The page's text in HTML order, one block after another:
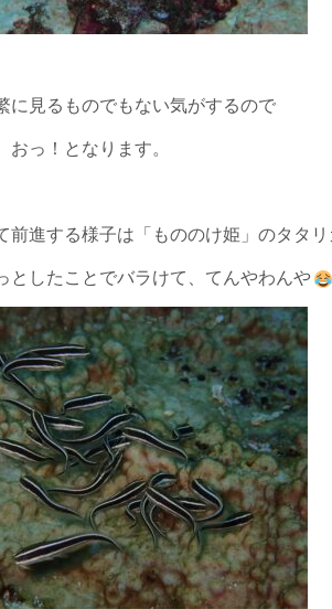
に見るものでもない気がするので
おっ！となります。
前進する様子は「もののけ姫」のタタ
としたことでバラけて、てんやわんや